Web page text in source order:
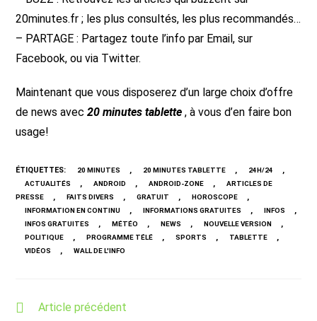
20minutes.fr ; les plus consultés, les plus recommandés…
– PARTAGE : Partagez toute l’info par Email, sur
Facebook, ou via Twitter.
Maintenant que vous disposerez d’un large choix d’offre
de news avec20 minutes tablette , à vous d’en faire bon
usage!
ÉTIQUETTES: 20 MINUTES , 20 MINUTES TABLETTE , 24H/24 ,
ACTUALITÉS , ANDROID , ANDROID-ZONE ,
ARTICLES DE
PRESSE
, FAITS DIVERS , GRATUIT , HOROSCOPE ,
INFORMATION EN CONTINU , INFORMATIONS GRATUITES , INFOS ,
INFOS GRATUITES , MÉTÉO , NEWS , NOUVELLE VERSION ,
POLITIQUE , PROGRAMME TÉLÉ , SPORTS , TABLETTE ,
VIDÉOS , WALL DE L'INFO
Read Article précédent